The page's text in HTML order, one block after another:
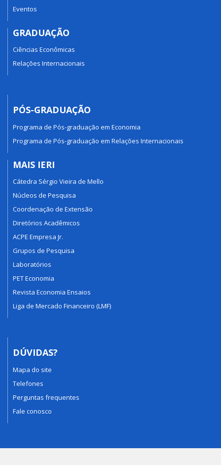
Eventos
GRADUAÇÃO
Ciências Econômicas
Relações Internacionais
PÓS-GRADUAÇÃO
Programa de Pós-graduação em Economia
Programa de Pós-graduação em Relações Internacionais
MAIS IERI
Cátedra Sérgio Vieira de Mello
Núcleos de Pesquisa
Coordenação de Extensão
Diretórios Acadêmicos
ACPE Empresa Jr.
Grupos de Pesquisa
Laboratórios
PET Economia
Revista Economia Ensaios
Liga de Mercado Financeiro (LMF)
DÚVIDAS?
Mapa do site
Telefones
Perguntas frequentes
Fale conosco